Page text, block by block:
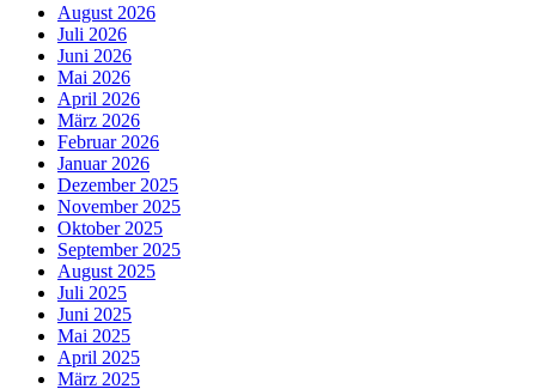
August 2026
Juli 2026
Juni 2026
Mai 2026
April 2026
März 2026
Februar 2026
Januar 2026
Dezember 2025
November 2025
Oktober 2025
September 2025
August 2025
Juli 2025
Juni 2025
Mai 2025
April 2025
März 2025